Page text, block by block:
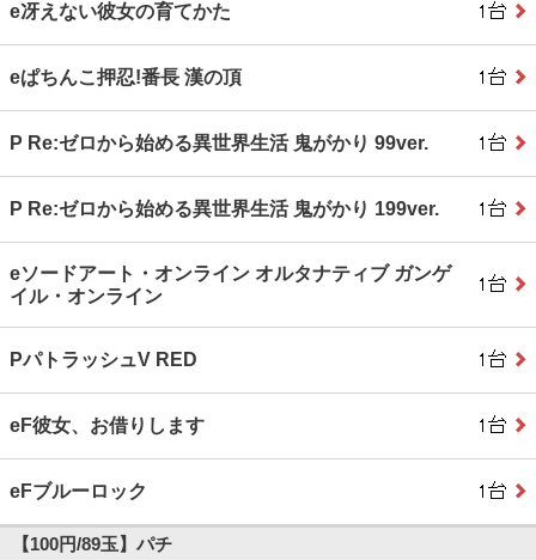
e冴えない彼女の育てかた
eぱちんこ押忍!番長 漢の頂
P Re:ゼロから始める異世界生活 鬼がかり 99ver.
P Re:ゼロから始める異世界生活 鬼がかり 199ver.
eソードアート・オンライン オルタナティブ ガンゲ
イル・オンライン
PパトラッシュV RED
eF彼女、お借りします
eFブルーロック
【100円/89玉】パチ